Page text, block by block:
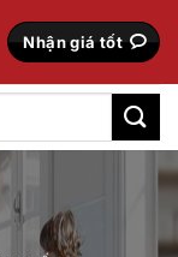
Nhận giá tốt